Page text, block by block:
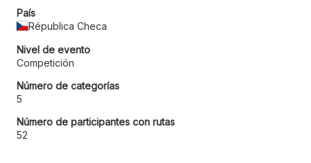
País
Républica Checa
Nivel de evento
Competición
Número de categorías
5
Número de participantes con rutas
52